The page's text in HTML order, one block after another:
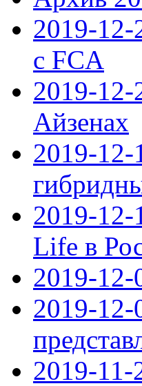
2019-12-
с FCA
2019-12-
Айзенах
2019-12-
2019-12-
Life в
2019-12-
2019-12-
2019-11-